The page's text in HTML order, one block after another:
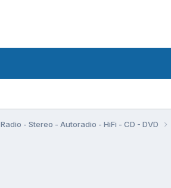
Radio - Stereo - Autoradio - HiFi - CD - DVD